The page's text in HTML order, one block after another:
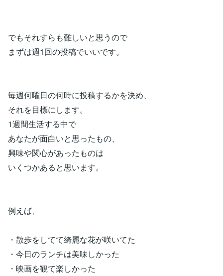
でもそれすらも難しいと思うので
まずは週1回の投稿でいいです。
毎週何曜日の何時に投稿するかを決め、
それを目標にします。
1週間生活する中で
あなたが面白いと思ったもの、
興味や関心があったものは
いくつかあると思います。
例えば、
・散歩をしてて綺麗な花が咲いてた
・今日のランチは美味しかった
・映画を観て楽しかった